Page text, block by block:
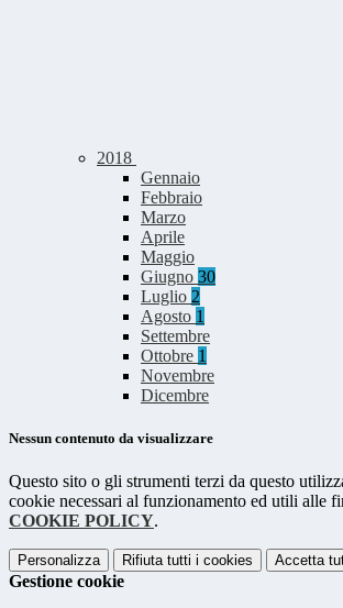
2018
Gennaio
Febbraio
Marzo
Aprile
Maggio
Giugno 30
Luglio 2
Agosto 1
Settembre
Ottobre 1
Novembre
Dicembre
Nessun contenuto da visualizzare
Questo sito o gli strumenti terzi da questo
cookie necessari al funzionamento ed utili alle
COOKIE POLICY.
Personalizza Rifiuta tutti i cookies Accetta
Gestione cookie